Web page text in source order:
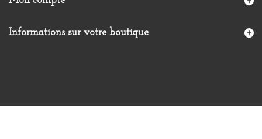
Informations sur votre boutique